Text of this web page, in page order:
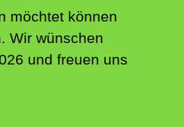
möchtet können
Wir wünschen
und freuen uns